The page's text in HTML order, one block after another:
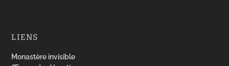
LIENS
Monastère invisible